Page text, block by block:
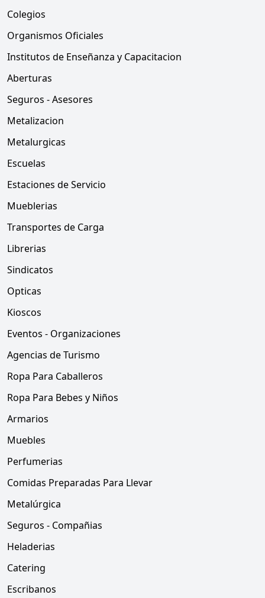
Colegios
Organismos Oficiales
Institutos de Enseñanza y Capacitacion
Aberturas
Seguros - Asesores
Metalizacion
Metalurgicas
Escuelas
Estaciones de Servicio
Mueblerias
Transportes de Carga
Librerias
Sindicatos
Opticas
Kioscos
Eventos - Organizaciones
Agencias de Turismo
Ropa Para Caballeros
Ropa Para Bebes y Niños
Armarios
Muebles
Perfumerias
Comidas Preparadas Para Llevar
Metalúrgica
Seguros - Compañias
Heladerias
Catering
Escribanos